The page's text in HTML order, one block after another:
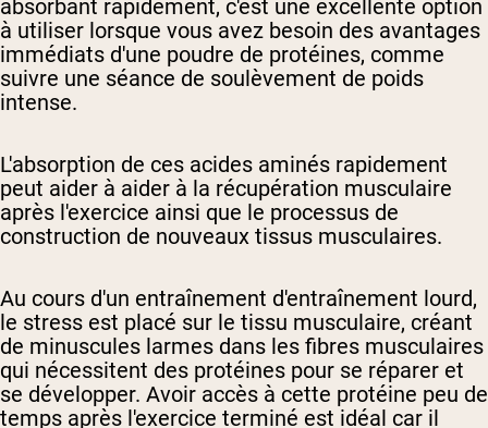
absorbant rapidement, c'est une excellente option
à utiliser lorsque vous avez besoin des avantages
immédiats d'une poudre de protéines, comme
suivre une séance de soulèvement de poids
intense.
L'absorption de ces acides aminés rapidement
peut aider à aider à la récupération musculaire
après l'exercice ainsi que le processus de
construction de nouveaux tissus musculaires.
Au cours d'un entraînement d'entraînement lourd,
le stress est placé sur le tissu musculaire, créant
de minuscules larmes dans les fibres musculaires
qui nécessitent des protéines pour se réparer et
se développer. Avoir accès à cette protéine peu de
temps après l'exercice terminé est idéal car il